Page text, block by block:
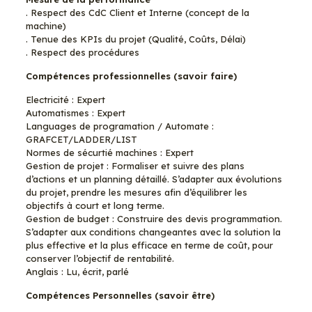
. Respect des CdC Client et Interne (concept de la
machine)
. Tenue des KPIs du projet (Qualité, Coûts, Délai)
. Respect des procédures
Compétences professionnelles (savoir faire)
Electricité : Expert
Automatismes : Expert
Languages de programation / Automate :
GRAFCET/LADDER/LIST
Normes de sécurtié machines : Expert
Gestion de projet : Formaliser et suivre des plans
d’actions et un planning détaillé. S’adapter aux évolutions
du projet, prendre les mesures afin d’équilibrer les
objectifs à court et long terme.
Gestion de budget : Construire des devis programmation.
S’adapter aux conditions changeantes avec la solution la
plus effective et la plus efficace en terme de coût, pour
conserver l’objectif de rentabilité.
Anglais : Lu, écrit, parlé
Compétences Personnelles (savoir être)